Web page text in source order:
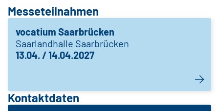
Messeteilnahmen
vocatium Saarbrücken
Saarlandhalle Saarbrücken
13.04. / 14.04.2027
Kontaktdaten